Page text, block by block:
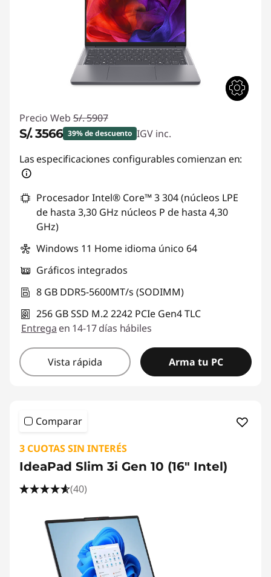
Precio Web S/. 5907
S/. 3566 39% de descuento IGV inc.
Ahorros instantáneos :-S/. 2341
Las especificaciones configurables comienzan en:
Procesador Intel® Core™ 3 304 (núcleos LPE
de hasta 3,30 GHz núcleos P de hasta 4,30
GHz)
Windows 11 Home idioma único 64
Gráficos integrados
8 GB DDR5-5600MT/s (SODIMM)
256 GB SSD M.2 2242 PCIe Gen4 TLC
Entrega en 14-17 días hábiles
Vista rápida Arma tu PC
Comparar
3 CUOTAS SIN INTERÉS
IdeaPad Slim 3i Gen 10 (16" Intel)
(40)